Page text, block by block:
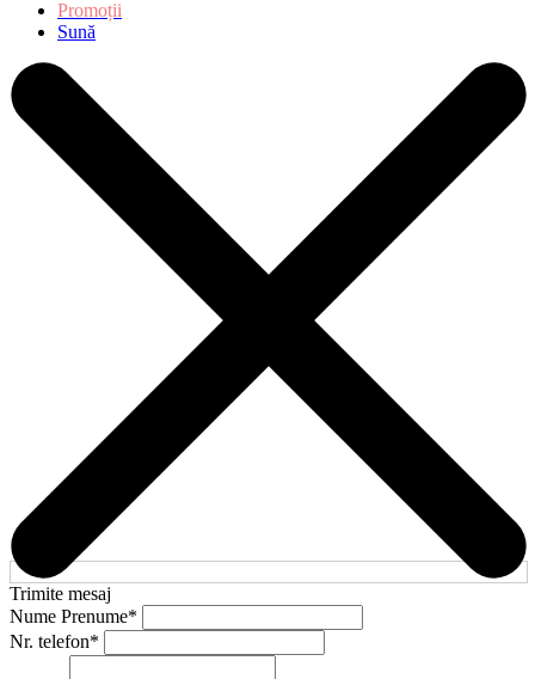
Promoții
Sună
Trimite mesaj
Nume Prenume*
Nr. telefon*